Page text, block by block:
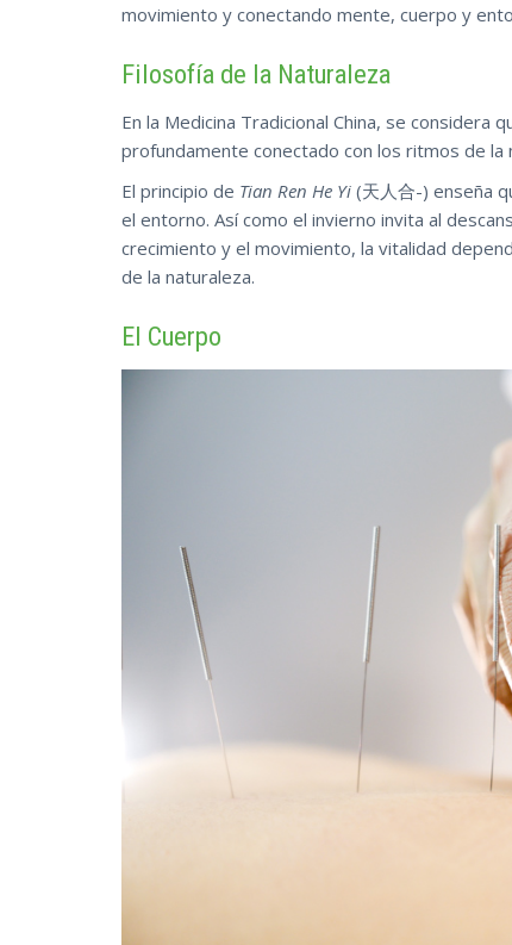
movimiento y conectando mente, cuerpo y
Filosofía de la Naturaleza
En la Medicina Tradicional China, se
profundamente conectado con los ritmos de la
El principio de Tian Ren He Yi (天人合-) enseña
el entorno. Así como el invierno invita al
crecimiento y el movimiento, la vitalidad
de la naturaleza.
El Cuerpo